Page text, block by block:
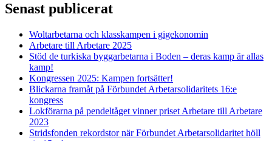
Senast publicerat
Woltarbetarna och klasskampen i gigekonomin
Arbetare till Arbetare 2025
Stöd de turkiska byggarbetarna i Boden – deras kamp är allas
kamp!
Kongressen 2025: Kampen fortsätter!
Blickarna framåt på Förbundet Arbetarsolidaritets 16:e
kongress
Lokförarna på pendeltåget vinner priset Arbetare till Arbetare
2023
Stridsfonden rekordstor när Förbundet Arbetarsolidaritet höll